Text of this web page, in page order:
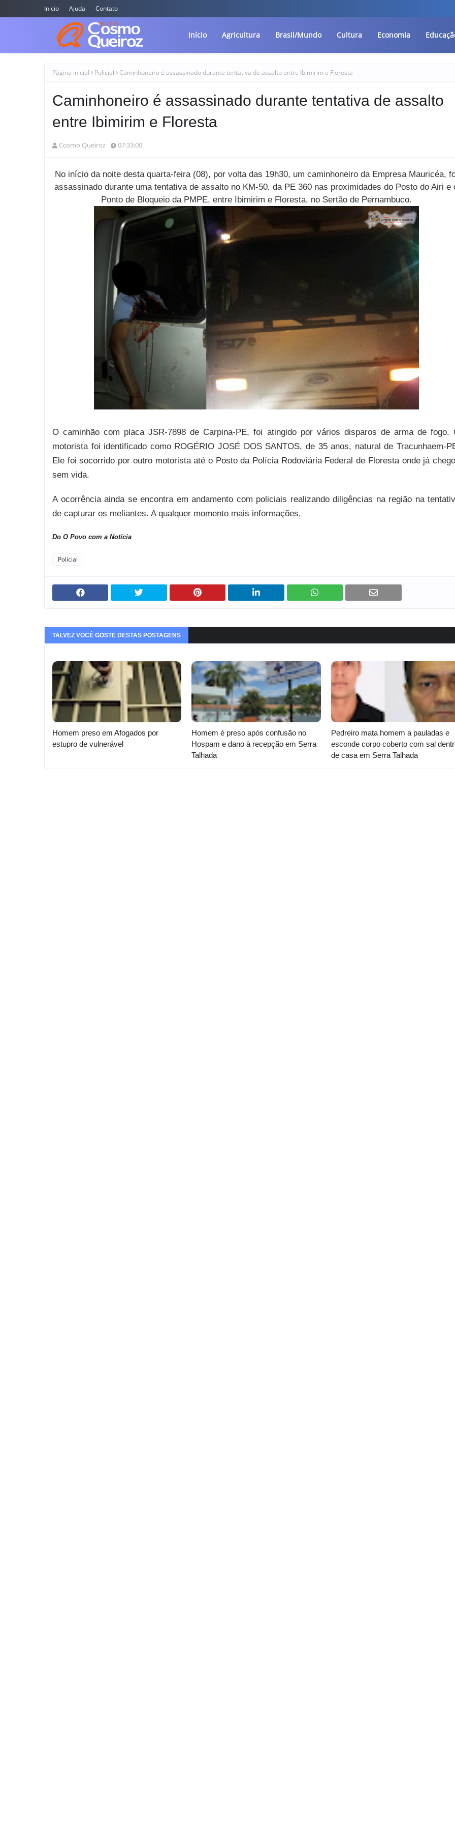
Inicio Ajuda Contato
Início Agricultura Brasil/Mundo Cultura Economia
Página inicial Policial Caminhoneiro é assassinado durante tentativa de assalto entre Ibimirim e Floresta
Caminhoneiro é assassinado durante tentativa de assalto
entre Ibimirim e Floresta
Cosmo Queiroz 07:33:00
No início da noite desta quarta-feira (08), por volta das 19h30, um caminhoneiro da Empresa Mauricéa,
assassinado durante uma tentativa de assalto no KM-50, da PE 360 nas proximidades do Posto do Airi e
Ponto de Bloqueio da PMPE, entre Ibimirim e Floresta, no Sertão de Pernambuco.
O caminhão com placa JSR-7898 de Carpina-PE, foi atingido por vários disparos de arma de fogo.
motorista foi identificado como ROGÉRIO JOSÉ DOS SANTOS, de 35 anos, natural de Tracunhaem-
Ele foi socorrido por outro motorista até o Posto da Polícia Rodoviária Federal de Floresta onde já
sem vida.
A ocorrência ainda se encontra em andamento com policiais realizando diligências na região na
de capturar os meliantes. A qualquer momento mais informações.
Do O Povo com a Notícia
Policial
TALVEZ VOCÊ GOSTE DESTAS POSTAGENS
Homem preso em Afogados por
estupro de vulnerável
Homem é preso após confusão no
Hospam e dano à recepção em Serra
Talhada
Pedreiro mata homem a pauladas e
esconde corpo coberto com sal
de casa em Serra Talhada